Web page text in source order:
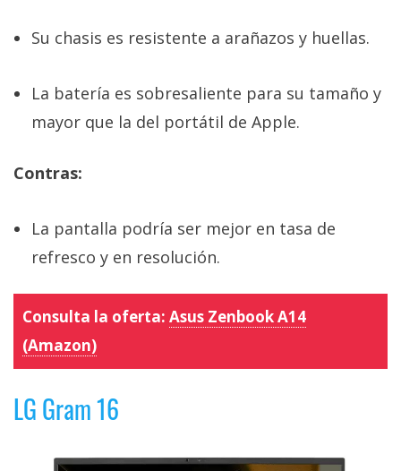
Su chasis es resistente a arañazos y huellas.
La batería es sobresaliente para su tamaño y
mayor que la del portátil de Apple.
Contras:
La pantalla podría ser mejor en tasa de
refresco y en resolución.
Consulta la oferta: Asus Zenbook A14
(Amazon)
LG Gram 16